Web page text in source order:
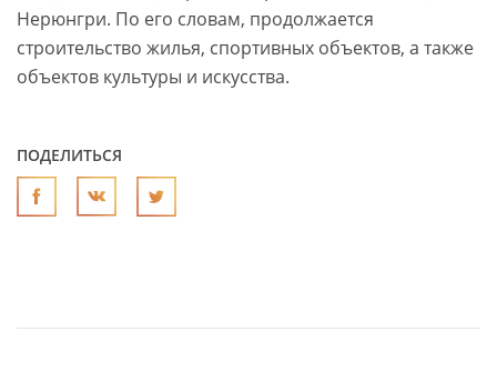
Нерюнгри. По его словам, продолжается
строительство жилья, спортивных объектов, а также
объектов культуры и искусства.
ПОДЕЛИТЬСЯ